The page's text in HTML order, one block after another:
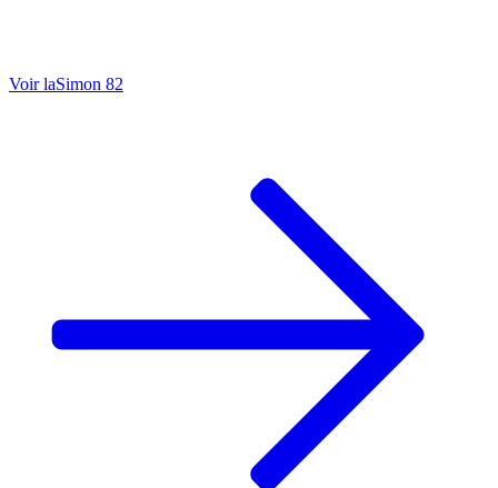
Voir laSimon 82